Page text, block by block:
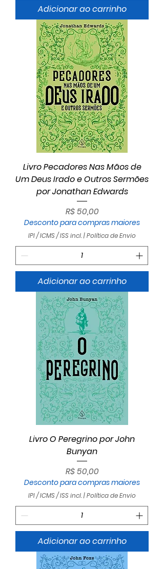
Adicionar ao carrinho
Livro Pecadores Nas Mãos de
Um Deus Irado e Outros Sermões
por Jonathan Edwards
Preço
R$ 50,00
Desconto para compras maiores
IPI / ICMS / ISS incl.|Política de Envio
Adicionar ao carrinho
Livro O Peregrino por John
Bunyan
Preço
R$ 50,00
Desconto para compras maiores
IPI / ICMS / ISS incl.|Política de Envio
Adicionar ao carrinho